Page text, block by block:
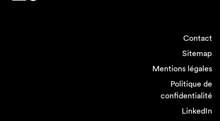
Contact
Sitemap
Mentions légales
Politique de
confidentialité
LinkedIn